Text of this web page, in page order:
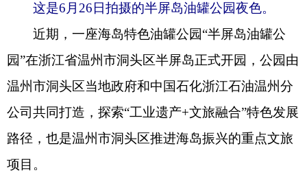
这是6月26日拍摄的半屏岛油罐公园夜色。
近期，一座海岛特色油罐公园“半屏岛油罐公
园”在浙江省温州市洞头区半屏岛正式开园，公园由
温州市洞头区当地政府和中国石化浙江石油温州分
公司共同打造，探索“工业遗产+文旅融合”特色发展
路径，也是温州市洞头区推进海岛振兴的重点文旅
项目。